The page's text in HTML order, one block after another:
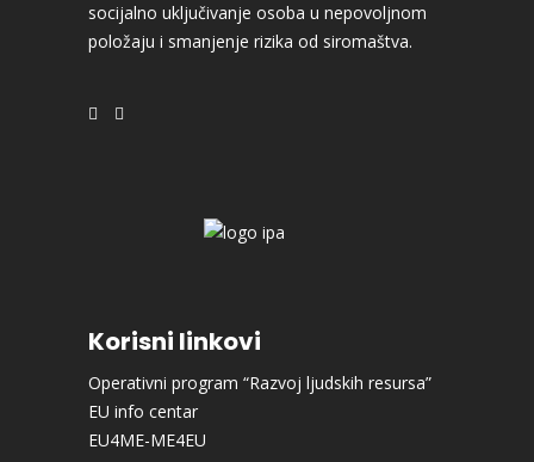
socijalno uključivanje osoba u nepovoljnom
položaju i smanjenje rizika od siromaštva.
Korisni linkovi
Operativni program “Razvoj ljudskih resursa”
EU info centar
EU4ME-ME4EU